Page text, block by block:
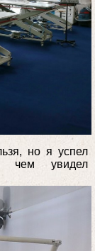
но я успел
чем увидел